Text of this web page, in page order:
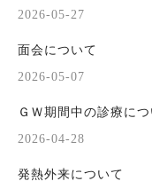
2026-05-27
面会について
2026-05-07
ＧＷ期間中の診療につ
2026-04-28
発熱外来について